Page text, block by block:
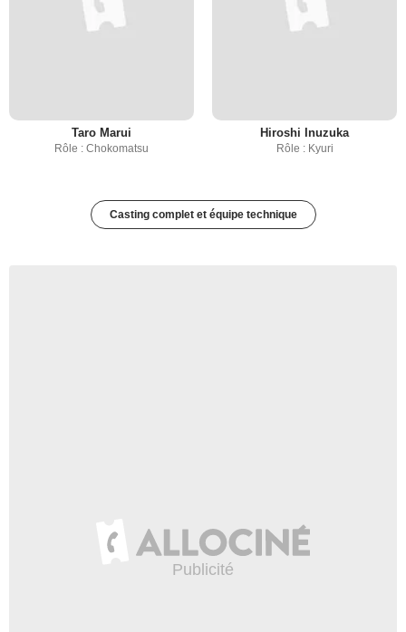
Taro Marui
Rôle : Chokomatsu
Hiroshi Inuzuka
Rôle : Kyuri
Casting complet et équipe technique